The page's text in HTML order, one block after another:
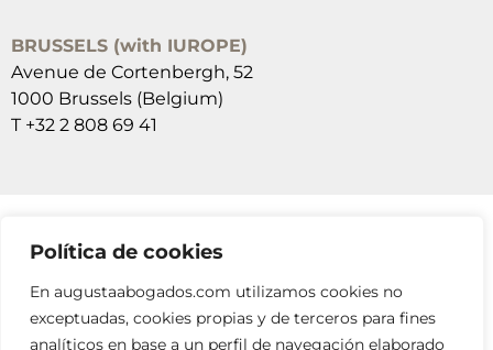
Política de cookies
En augustaabogados.com utilizamos cookies no
exceptuadas, cookies propias y de terceros para fines
analíticos en base a un perfil de navegación elaborado
BRUSSELS (with IUROPE)
Avenue de Cortenbergh, 52
1000 Brussels (Belgium)
T +32 2 808 69 41
SUSCRÍBETE A NUESTRAS NEWSLETTERS
RELLENA EL FORMULARIO